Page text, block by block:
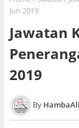
Jun 2019
Jawatan
2019